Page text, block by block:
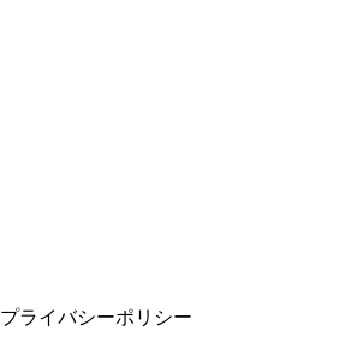
プライバシーポリシー